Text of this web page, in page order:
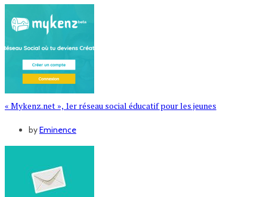
« Mykenz.net », 1er réseau social éducatif pour les jeunes
byEminence